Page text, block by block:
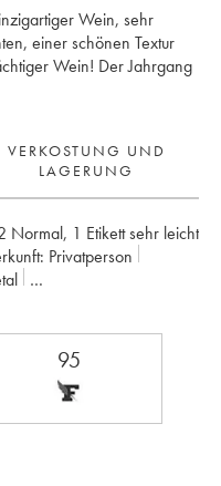
Wein, sehr
einer schönen Textur
Wein! Der Jahrgang
VERKOSTUNG UND
LAGERUNG
Normal, 1 Etikett sehr leicht
privatperson
95